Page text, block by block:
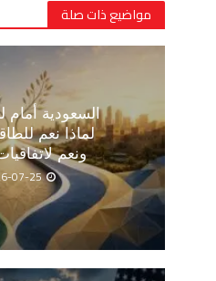
مواضيع ذات صلة
السعودية أمام
لماذا نعم
ونعم
07-25